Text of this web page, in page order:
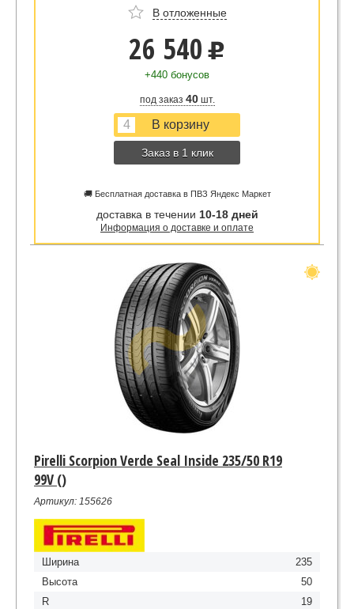
В отложенные
26 540 u
+440 бонусов
под заказ 40шт.
Заказ в 1 клик
🚚 Бесплатная доставка в ПВЗ Яндекс Маркет
доставка в течении 10-18 дней
Информация о доставке и оплате
Pirelli Scorpion Verde Seal Inside 235/50 R19
99V ()
Артикул: 155626
Ширина
235
Высота
50
R
19